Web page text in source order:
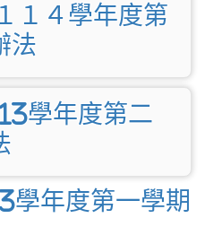
１１４學年度第
法
學年度第二
學年度第一學期